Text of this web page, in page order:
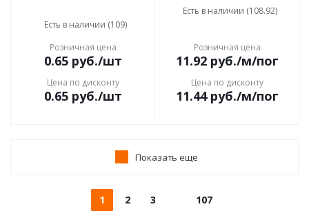
Есть в наличии (109)
Розничная цена
0.65руб./шт
Цена по дисконту
0.65руб./шт
Есть в наличии (108.92)
Розничная цена
11.92руб./м/пог
Цена по дисконту
11.44руб./м/пог
Показать еще
1 2 3 107